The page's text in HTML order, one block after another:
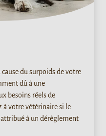
du surpoids de votre
dû à une
besoins réels de
à votre vétérinaire si le
à un dérèglement